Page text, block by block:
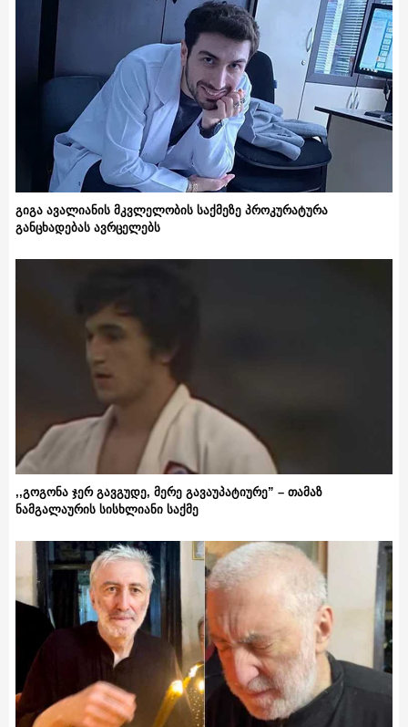
გიგა ავალიანის მკვლელობის საქმეზე პროკურატურა
განცხადებას ავრცელებს
,,გოგონა ჯერ გავგუდე, მერე გავაუპატიურე” – თამაზ
ნამგალაურის სისხლიანი საქმე